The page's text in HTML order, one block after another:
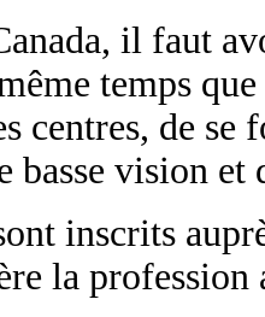
il faut
temps
centres, de
basse vision et
inscrits
la profession